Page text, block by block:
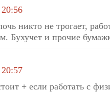
никто не трогает,
Бухучет и прочие
+ если работать с